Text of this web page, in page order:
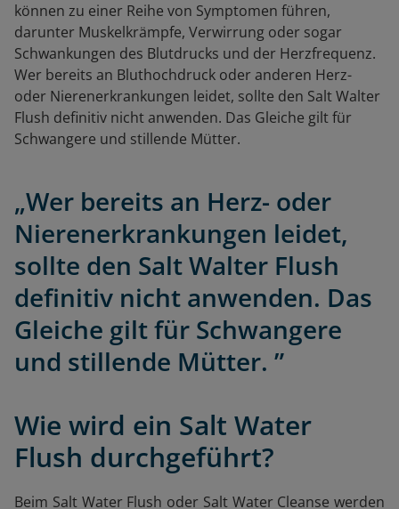
können zu einer Reihe von Symptomen führen,
darunter Muskelkrämpfe, Verwirrung oder sogar
Schwankungen des Blutdrucks und der Herzfrequenz.
Wer bereits an Bluthochdruck oder anderen Herz-
oder Nierenerkrankungen leidet, sollte den Salt Walter
Flush definitiv nicht anwenden. Das Gleiche gilt für
Schwangere und stillende Mütter.
„Wer bereits an Herz- oder
Nierenerkrankungen leidet,
sollte den Salt Walter Flush
definitiv nicht anwenden. Das
Gleiche gilt für Schwangere
und stillende Mütter. ”
Wie wird ein Salt Water
Flush durchgeführt?
Beim Salt Water Flush oder Salt Water Cleanse werden